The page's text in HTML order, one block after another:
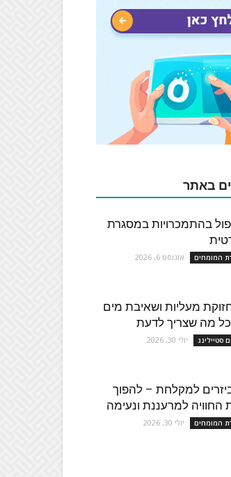
באתר
בהתמכרויות במסגרת
המומחים אוגוסט 6, 2026
מעליות ושאיבת מים
מה שצריך לדעת
סטיילינג יולי 30, 2026
למקלחת – להפוך
החוויה למרעננת ונעימה
המומחים יולי 30, 2026